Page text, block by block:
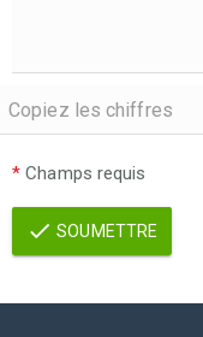
* Champs requis
SOUMETTRE